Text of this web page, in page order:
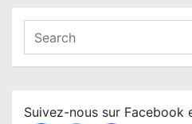
a
c
Suivez-nous sur Facebook